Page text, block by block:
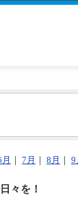
月 7月 8月 9
々を！